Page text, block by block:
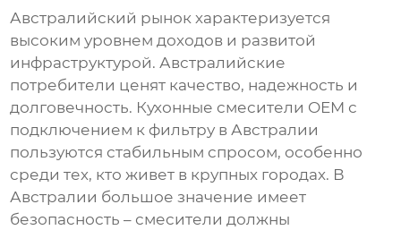
Австралийский рынок характеризуется
высоким уровнем доходов и развитой
инфраструктурой. Австралийские
потребители ценят качество, надежность и
долговечность. Кухонные смесители OEM с
подключением к фильтру в Австралии
пользуются стабильным спросом, особенно
среди тех, кто живет в крупных городах. В
Австралии большое значение имеет
безопасность – смесители должны